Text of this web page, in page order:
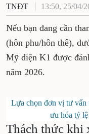
TNĐT 13:50, 25/04/
Nếu bạn đang cần
(hôn phu/hôn thê),
Mỹ diện K1 được
năm 2026.
Lựa chọn đơn vị tư vấn
ưu hóa tỷ
Thách thức khi